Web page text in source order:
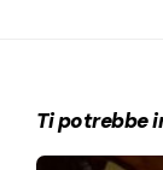
Ti potrebbe